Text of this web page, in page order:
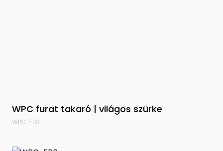
WPC furat takaró | világos szürke
WPC-FLG